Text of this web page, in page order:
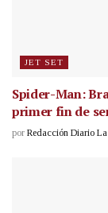
JET SET
Spider-Man:
primer fin de
por Redacción Diario